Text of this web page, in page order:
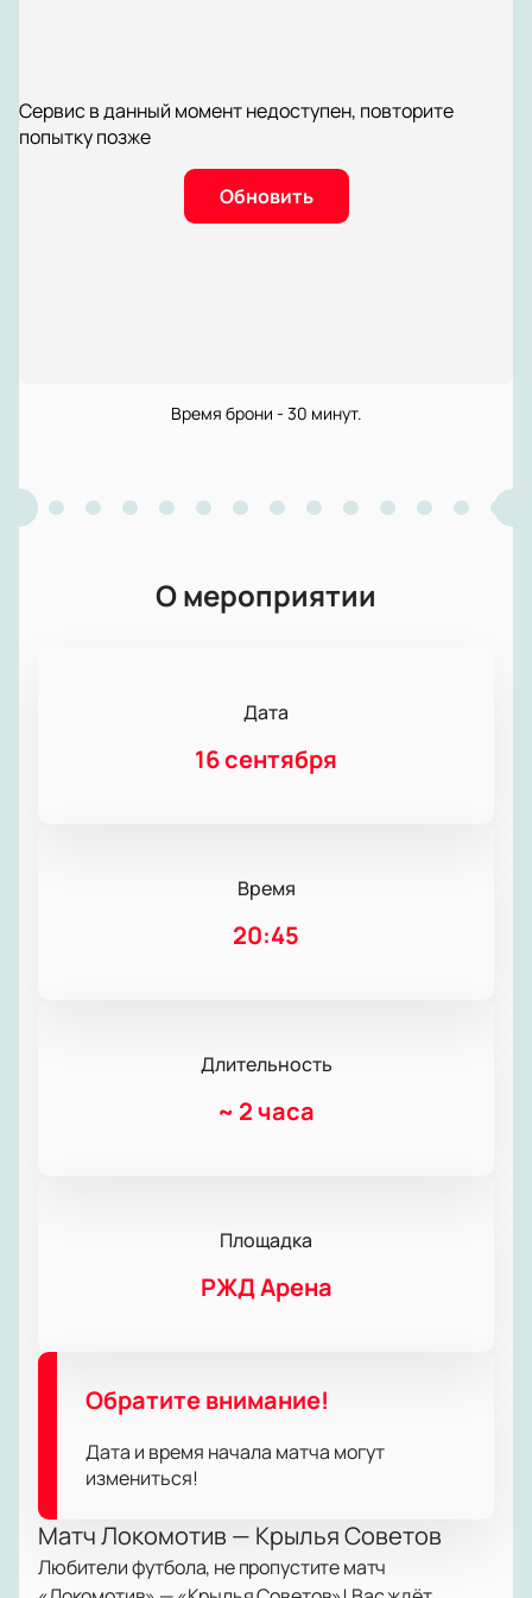
Сервис в данный момент недоступен, повторите
попытку позже
Обновить
Время брони - 30 минут.
О мероприятии
Дата
16 сентября
Время
20:45
Длительность
~ 2 часа
Площадка
РЖД Арена
Обратите внимание!
Дата и время начала матча могут
измениться!
Матч Локомотив — Крылья Советов
Любители футбола, не пропустите матч